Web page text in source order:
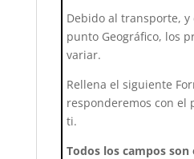
Debido al transporte,
punto Geográfico, los
variar.
Rellena el siguiente
responderemos con el
ti.
Todos los campos